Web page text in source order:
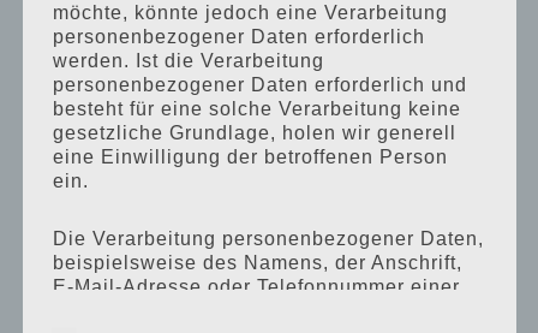
Spieltag Samstag 07. Juni
1986
Teilnahme in der 3.
Musikalische Leitung Eugen
Busslinger
möchte, könnte jedoch eine Verarbeitung
personenbezogener Daten erforderlich
werden. Ist die Verarbeitung
personenbezogener Daten erforderlich und
besteht für eine solche Verarbeitung keine
gesetzliche Grundlage, holen wir generell
eine Einwilligung der betroffenen Person
ein.
Die Verarbeitung personenbezogener Daten,
beispielsweise des Namens, der Anschrift,
E-Mail-Adresse oder Telefonnummer einer